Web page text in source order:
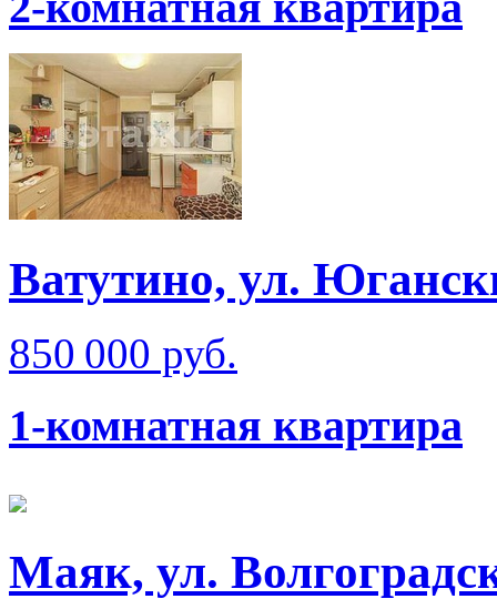
Ватутино, ул.
850 000 руб.
1-комнатная квартира
Маяк, ул.